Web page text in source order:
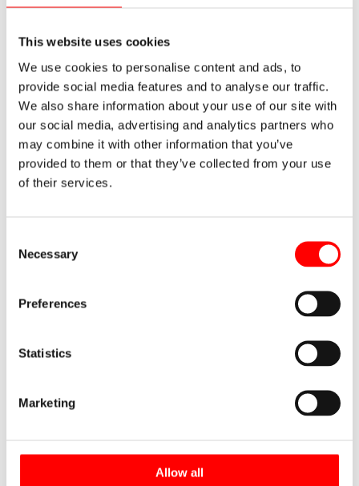
This website uses cookies
We use cookies to personalise content and ads, to
provide social media features and to analyse our traffic.
We also share information about your use of our site with
our social media, advertising and analytics partners who
may combine it with other information that you’ve
provided to them or that they’ve collected from your use
of their services.
Selection
Necessary
Preferences
Statistics
Marketing
Allow all
Contacto
Rellene este pequeño formulario para plantearnos
cualquier duda que tenga acerca de nuestros servicios.
Con mucho gusto atenderemos su solicitud. Sus datos
serán almacenados por Noega Systems de acuerdo a
nuestra política de privacidad. Se enviará a la dirección de
[contact-form-7 id=»4422″ title=»Formulario contacto»]
Nos desplazamos a su empresa, sin ningún compromiso, para